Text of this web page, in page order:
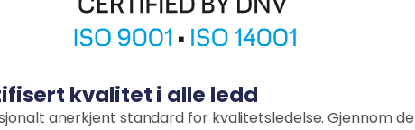
kvalitet i alle ledd
anerkjent standard for kvalitetsledelse. Gjennom